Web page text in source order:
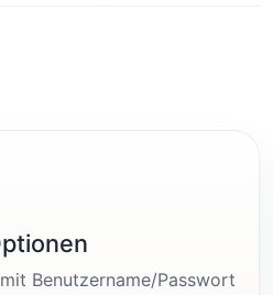
Benutzername/Passwort